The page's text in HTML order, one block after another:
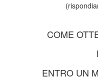
COME
ENTRO UN